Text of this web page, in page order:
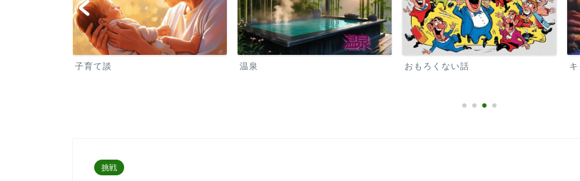
子育て談 温泉 おもろくない話
挑戦